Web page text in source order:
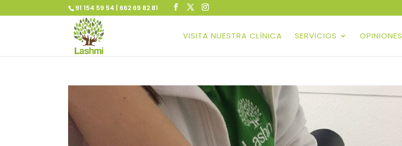
91 154 59 54 | 662 69 82 81
VISITA NUESTRA CLÍNICA SERVICIOS OPINIONES